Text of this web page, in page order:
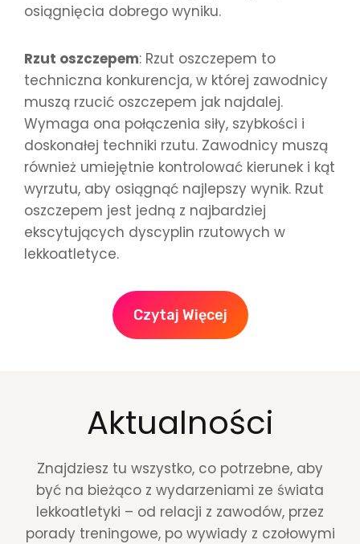
osiągnięcia dobrego wyniku.
Rzut oszczepem: Rzut oszczepem to
techniczna konkurencja, w której zawodnicy
muszą rzucić oszczepem jak najdalej.
Wymaga ona połączenia siły, szybkości i
doskonałej techniki rzutu. Zawodnicy muszą
również umiejętnie kontrolować kierunek i kąt
wyrzutu, aby osiągnąć najlepszy wynik. Rzut
oszczepem jest jedną z najbardziej
ekscytujących dyscyplin rzutowych w
lekkoatletyce.
Czytaj Więcej
Aktualności
Znajdziesz tu wszystko, co potrzebne, aby
być na bieżąco z wydarzeniami ze świata
lekkoatletyki – od relacji z zawodów, przez
porady treningowe, po wywiady z czołowymi